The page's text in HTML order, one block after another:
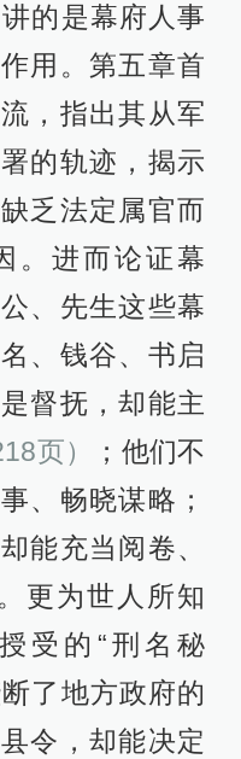
的是幕府人事
用。第五章首
，指出其从军
的轨迹，揭示
乏法定属官而
。进而论证幕
、先生这些幕
、钱谷、书启
督抚，却能主
页）
；他们不
、畅晓谋略；
能充当阅卷、
。更为世人所知
受的“刑名秘
了地方政府的
令，却能决定